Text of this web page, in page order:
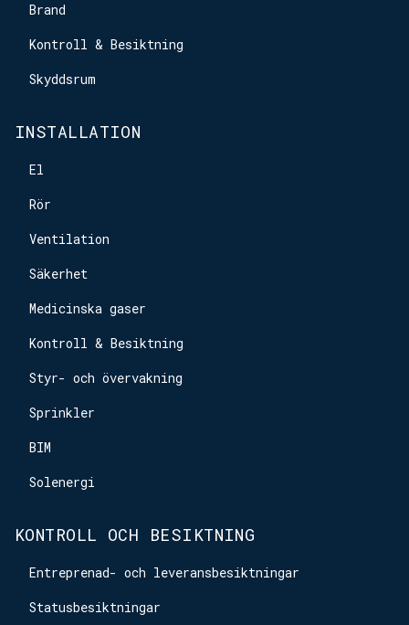
Brand
Kontroll & Besiktning
Skyddsrum
INSTALLATION
El
Rör
Ventilation
Säkerhet
Medicinska gaser
Kontroll & Besiktning
Styr- och övervakning
Sprinkler
BIM
Solenergi
KONTROLL OCH BESIKTNING
Entreprenad- och leveransbesiktningar
Statusbesiktningar